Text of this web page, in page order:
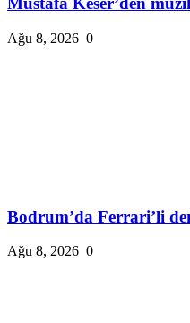
Ağu 8, 2026 0
Bodrum’da Ferrari’li
Ağu 8, 2026 0